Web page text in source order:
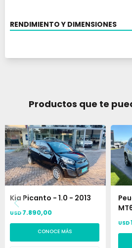
RENDIMIENTO Y DIMENSIONES
Productos que te
Kia Picanto - 1.0 - 2013
USD 7.890,00
CONOCE MÁS
USD